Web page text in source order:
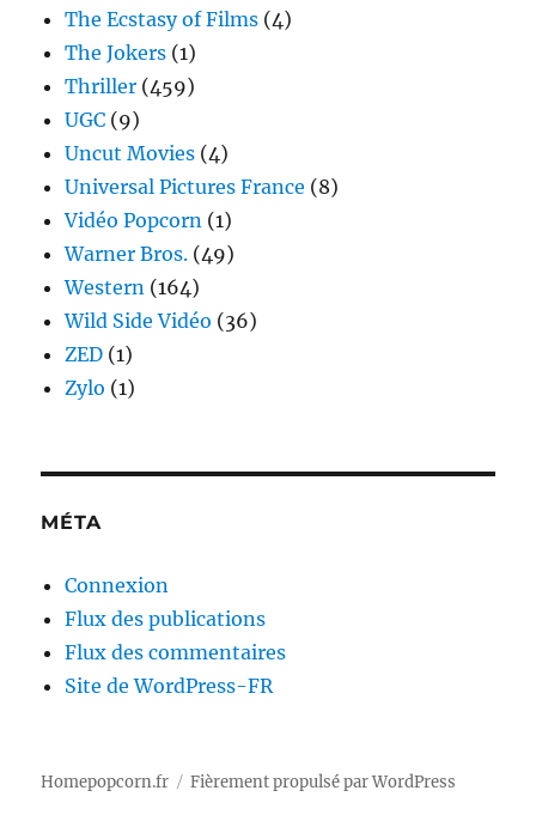
The Ecstasy of Films (4)
The Jokers (1)
Thriller (459)
UGC (9)
Uncut Movies (4)
Universal Pictures France (8)
Vidéo Popcorn (1)
Warner Bros. (49)
Western (164)
Wild Side Vidéo (36)
ZED (1)
Zylo (1)
MÉTA
Connexion
Flux des publications
Flux des commentaires
Site de WordPress-FR
Homepopcorn.fr Fièrement propulsé par WordPress